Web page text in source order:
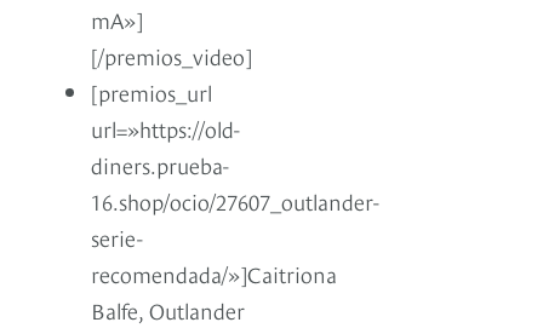
mA»]
[/premios_video]
[premios_url
url=»https://old-
diners.prueba-
16.shop/ocio/27607_outlander-
serie-
recomendada/»]Caitriona
Balfe, Outlander